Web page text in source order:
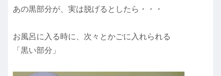
あの黒部分が、実は脱げるとしたら・・・
お風呂に入る時に、次々とかごに入れられる
「黒い部分」